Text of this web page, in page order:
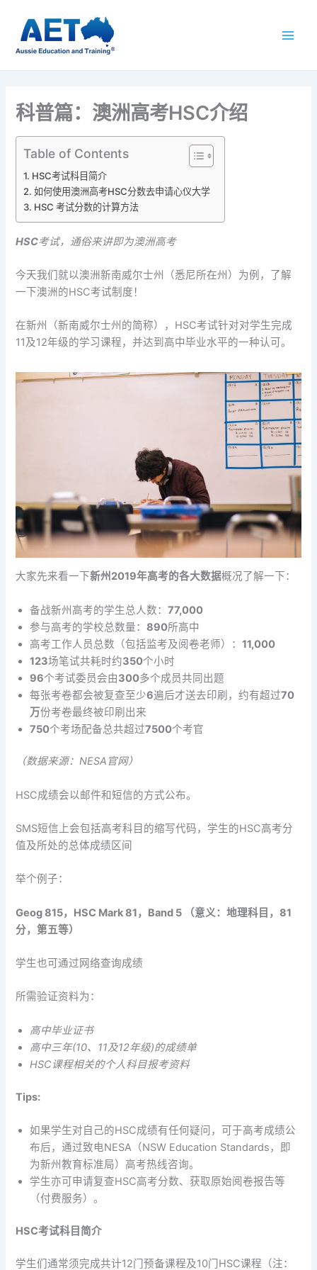
科普篇：澳洲高考HSC介绍
Table of Contents
HSC考试科目简介
如何使用澳洲高考HSC分数去申请心仪大学
HSC 考试分数的计算方法
HSC考试，通俗来讲即为澳洲高考
今天我们就以澳洲新南威尔士州（悉尼所在州）为例，了解
一下澳洲的HSC考试制度！
在新州（新南威尔士州的简称），HSC考试针对对学生完成
11及12年级的学习课程，并达到高中毕业水平的一种认可。
大家先来看一下新州2019年高考的各大数据概况了解一下：
备战新州高考的学生总人数：77,000
​参与高考的学校总数量：890所高中
高考工作人员总数（包括监考及阅卷老师）：11,000
123场笔试共耗时约350个小时
96个考试委员会由300多个成员共同出题
每张考卷都会被复查至少6遍后才送去印刷，约有超过70
万份考卷最终被印刷出来
750个考场配备总共超过7500个考官
（数据来源：NESA官网）
HSC成绩会以邮件和短信的方式公布。
SMS短信上会包括高考科目的缩写代码，学生的HSC高考分
值及所处的总体成绩区间
举个例子：
Geog 815，HSC Mark 81，Band 5 （意义：地理科目，81
分，第五等）
学生也可通过网络查询成绩
所需验证资料为：
高中毕业证书
高中三年(10、11及12年级)的成绩单
HSC课程相关的个人科目报考资料
​Tips:
如果学生对自己的HSC成绩有任何疑问，可于高考成绩公
布后，通过致电NESA（NSW Education Standards，即
为新州教育标准局）高考热线咨询。
学生亦可申请复查HSC高考分数、获取原始阅卷报告等
（付费服务）。
HSC考试科目简介
学生们通常须完成共计12门预备课程及10门HSC课程（注：